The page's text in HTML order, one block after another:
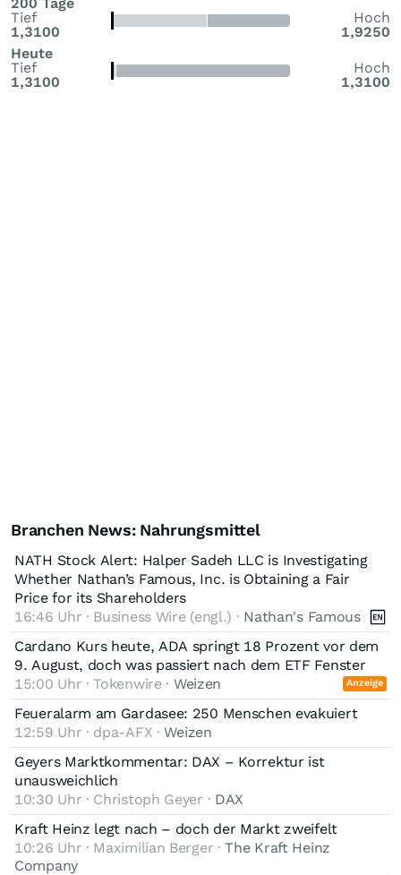
Tief
1,3100
Hoch
1,9250
Heute
Tief
1,3100
Hoch
1,3100
Branchen News: Nahrungsmittel
NATH Stock Alert: Halper Sadeh LLC is Investigating
Whether Nathan’s Famous, Inc. is Obtaining a Fair
Price for its Shareholders
16:46 Uhr · Business Wire (engl.) · Nathan's Famous
Cardano Kurs heute, ADA springt 18 Prozent vor dem
9. August, doch was passiert nach dem ETF Fenster
15:00 Uhr · Tokenwire · Weizen Anzeige
Feueralarm am Gardasee: 250 Menschen evakuiert
12:59 Uhr · dpa-AFX ·Weizen
Geyers Marktkommentar: DAX – Korrektur ist
unausweichlich
10:30 Uhr · Christoph Geyer · DAX
Kraft Heinz legt nach – doch der Markt zweifelt
10:26 Uhr · Maximilian Berger ·The Kraft Heinz
Company